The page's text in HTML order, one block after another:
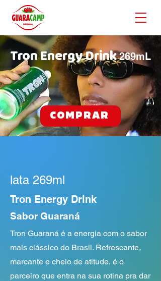
Tron Energy Drink 269mL
COMPRAR
lata 269ml
Tron Energy Drink
Sabor Guaraná
Tron Guaraná é a energia com o sabor
mais clássico do Brasil. Refrescante,
marcante e cheio de atitude, é o
parceiro que entra na sua rotina pra dar